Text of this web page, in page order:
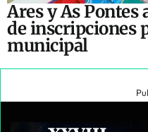
Ares y As Pontes
de inscripciones
municipal